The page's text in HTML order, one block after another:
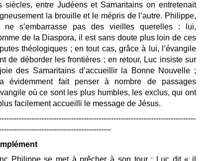
siècles, entre Judéens et Samaritains on entretenait
la brouille et le mépris de l’autre. Philippe,
ne s’embarrasse pas des vieilles querelles : lui,
de la Diaspora, il est sans doute plus loin de ces
théologiques ; en tout cas, grâce à lui, l’évangile
de déborder les frontières ; en retour, Luc insiste sur
des Samaritains d’accueillir la Bonne Nouvelle ;
évidemment fait penser à nombre de passages
où ce sont les plus humbles, les exclus, qui ont
facilement accueilli le message de Jésus.